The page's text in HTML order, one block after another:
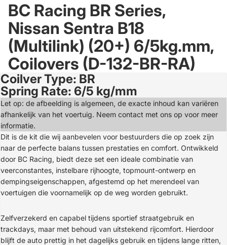
BC Racing BR Series,
Nissan Sentra B18
(Multilink) (20+) 6/5kg.mm,
Coilovers (D-132-BR-RA)
Open
image
in
full
screen
Coilver Type: BR
Spring Rate: 6/5 kg/mm
Let op: de afbeelding is algemeen, de exacte inhoud kan variëren
afhankelijk van het voertuig. Neem contact met ons op voor meer
informatie.
Dit is de kit die wij aanbevelen voor bestuurders die op zoek zijn
naar de perfecte balans tussen prestaties en comfort. Ontwikkeld
door BC Racing, biedt deze set een ideale combinatie van
veerconstantes, instelbare rijhoogte, topmount-ontwerp en
dempingseigenschappen, afgestemd op het merendeel van
voertuigen die voornamelijk op de weg worden gebruikt.
Zelfverzekerd en capabel tijdens sportief straatgebruik en
trackdays, maar met behoud van uitstekend rijcomfort. Hierdoor
blijft de auto prettig in het dagelijks gebruik en tijdens lange ritten,